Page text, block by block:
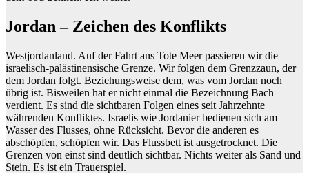
Jordan – Zeichen des Konflikts
Westjordanland. Auf der Fahrt ans Tote Meer passieren wir die
israelisch-palästinensische Grenze. Wir folgen dem Grenzzaun, der
dem Jordan folgt. Beziehungsweise dem, was vom Jordan noch
übrig ist. Bisweilen hat er nicht einmal die Bezeichnung Bach
verdient. Es sind die sichtbaren Folgen eines seit Jahrzehnte
währenden Konfliktes. Israelis wie Jordanier bedienen sich am
Wasser des Flusses, ohne Rücksicht. Bevor die anderen es
abschöpfen, schöpfen wir. Das Flussbett ist ausgetrocknet. Die
Grenzen von einst sind deutlich sichtbar. Nichts weiter als Sand und
Stein. Es ist ein Trauerspiel.